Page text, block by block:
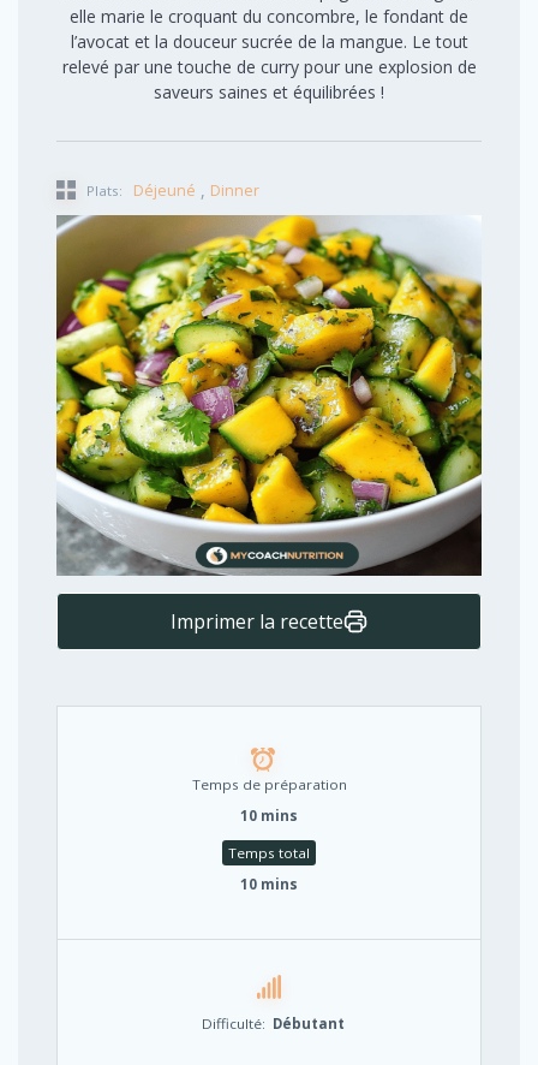
elle marie le croquant du concombre, le fondant de
l’avocat et la douceur sucrée de la mangue. Le tout
relevé par une touche de curry pour une explosion de
saveurs saines et équilibrées !
Plats: Déjeuné , Dinner
Imprimer la recette
Temps de préparation
10 mins
Temps total
10 mins
Difficulté: Débutant